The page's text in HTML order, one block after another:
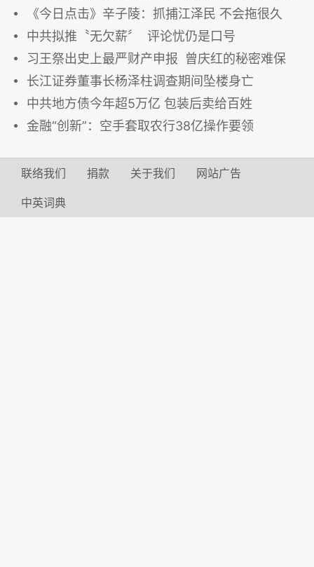
《今日点击》辛子陵：抓捕江泽民 不会拖很久
中共拟推〝无欠薪〞 评论忧仍是口号
习王祭出史上最严财产申报 曾庆红的秘密难保
长江证券董事长杨泽柱调查期间坠楼身亡
中共地方债今年超5万亿 包装后卖给百姓
金融“创新”：空手套取农行38亿操作要领
联络我们 捐款 关于我们 网站广告
中英词典